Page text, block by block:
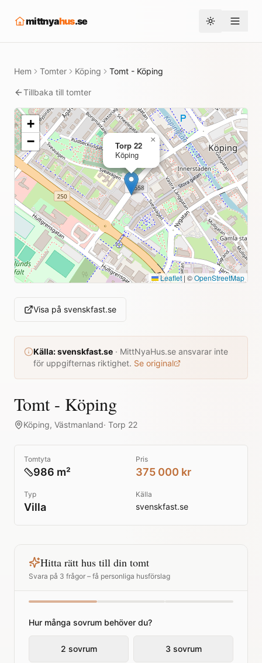
mittnyahus.se Toggle theme
Hem Tomter Köping Tomt - Köping
Tillbaka till tomter
Torp 22
Köping
×
+
−
Leaflet| ©OpenStreetMap
Visa på svenskfast.se
Källa:svenskfast.se · MittNyaHus.se ansvarar inte
för uppgifternas riktighet. Se original
Tomt - Köping
Köping, Västmanland· Torp 22
Tomtyta
986 m²
Pris
375 000 kr
Typ
Villa
Källa
svenskfast.se
Hitta rätt hus till din tomt
Svara på 3 frågor – få personliga husförslag
Hur många sovrum behöver du?
2 sovrum 3 sovrum